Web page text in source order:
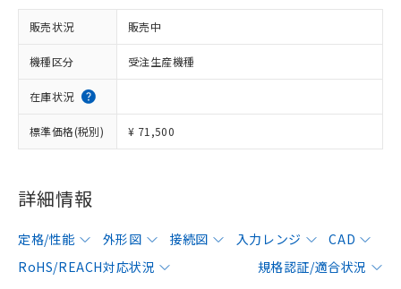
販売状況 販売中
機種区分 受注生産機種
在庫状況
標準価格(税別) ¥ 71,500
詳細情報
定格/性能 外形図 接続図 入力レンジ
CAD
RoHS/REACH対応状況
規格認証/適合状況